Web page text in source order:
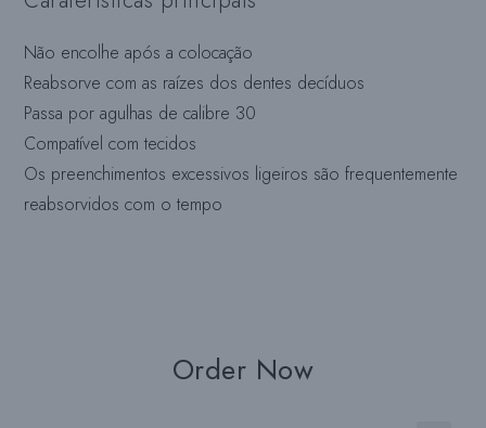
Não encolhe após a colocação
Reabsorve com as raízes dos dentes decíduos
Passa por agulhas de calibre 30
Compatível com tecidos
Os preenchimentos excessivos ligeiros são frequentemente
reabsorvidos com o tempo
Order Now